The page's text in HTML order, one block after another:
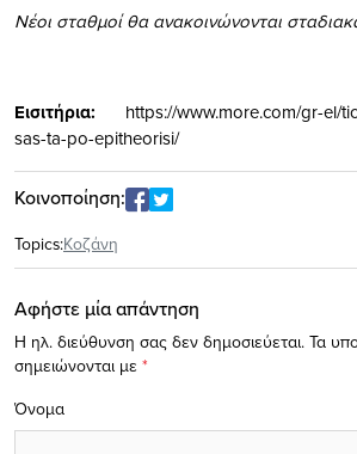
Νέοι σταθμοί θα ανακοινώνονται
Εισιτήρια: https://www.more.com/gr-el/
sas-ta-po-epitheorisi/
Κοινοποίηση:
Topics:Κοζάνη
Αφήστε μία απάντηση
Η ηλ. διεύθυνση σας δεν δημοσιεύεται. Τα
σημειώνονται με *
Όνομα